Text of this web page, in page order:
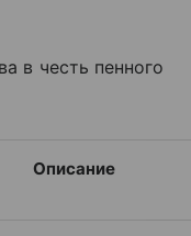
в честь пенного
Описание